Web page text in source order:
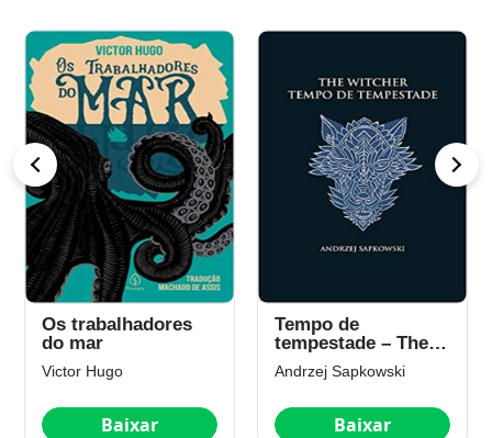
Os trabalhadores
do mar
Victor Hugo
Baixar
Tempo de
tempestade – The
Witcher – A saga do
bruxo Geralt de
8)
Andrzej Sapkowski
Baixar